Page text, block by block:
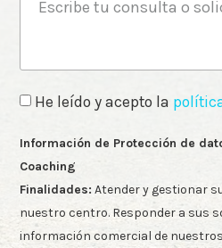
He leído y acepto la
Información de Protección de
Coaching
Finalidades: Atender y gestionar
nuestro centro. Responder a sus
información comercial de